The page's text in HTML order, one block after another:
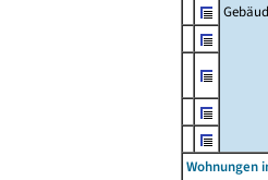
Wohnungen